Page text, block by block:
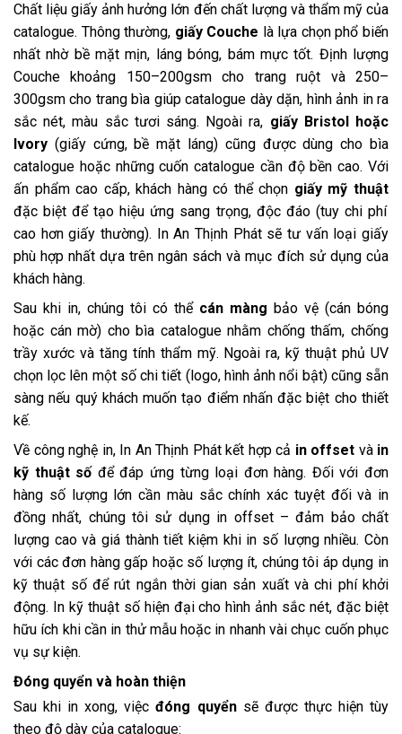
Chất liệu giấy ảnh hưởng lớn đến chất lượng và thẩm mỹ của
catalogue. Thông thường, giấy Couche là lựa chọn phổ biến
nhất nhờ bề mặt mịn, láng bóng, bám mực tốt. Định lượng
Couche khoảng 150–200gsm cho trang ruột và 250–
300gsm cho trang bìa giúp catalogue dày dặn, hình ảnh in ra
sắc nét, màu sắc tươi sáng. Ngoài ra, giấy Bristol hoặc
Ivory (giấy cứng, bề mặt láng) cũng được dùng cho bìa
catalogue hoặc những cuốn catalogue cần độ bền cao. Với
ấn phẩm cao cấp, khách hàng có thể chọn giấy mỹ thuật
đặc biệt để tạo hiệu ứng sang trọng, độc đáo (tuy chi phí
cao hơn giấy thường). In An Thịnh Phát sẽ tư vấn loại giấy
phù hợp nhất dựa trên ngân sách và mục đích sử dụng của
khách hàng.
Sau khi in, chúng tôi có thể cán màng bảo vệ (cán bóng
hoặc cán mờ) cho bìa catalogue nhằm chống thấm, chống
trầy xước và tăng tính thẩm mỹ. Ngoài ra, kỹ thuật phủ UV
chọn lọc lên một số chi tiết (logo, hình ảnh nổi bật) cũng sẵn
sàng nếu quý khách muốn tạo điểm nhấn đặc biệt cho thiết
kế.
Về công nghệ in, In An Thịnh Phát kết hợp cả in offset và in
kỹ thuật số để đáp ứng từng loại đơn hàng. Đối với đơn
hàng số lượng lớn cần màu sắc chính xác tuyệt đối và in
đồng nhất, chúng tôi sử dụng in offset – đảm bảo chất
lượng cao và giá thành tiết kiệm khi in số lượng nhiều. Còn
với các đơn hàng gấp hoặc số lượng ít, chúng tôi áp dụng in
kỹ thuật số để rút ngắn thời gian sản xuất và chi phí khởi
động. In kỹ thuật số hiện đại cho hình ảnh sắc nét, đặc biệt
hữu ích khi cần in thử mẫu hoặc in nhanh vài chục cuốn phục
vụ sự kiện.
Đóng quyển và hoàn thiện
Sau khi in xong, việcđóng quyểnsẽ được thực hiện tùy
theo độ dày của catalogue: